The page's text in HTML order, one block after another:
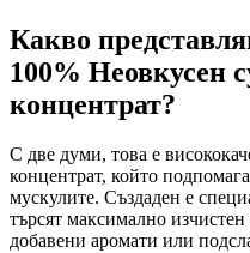
Какво
100% Неовкусен
концентрат?
С две думи, това е
концентрат, който
мускулите. Създаден е
търсят максимално
добавени аромати или